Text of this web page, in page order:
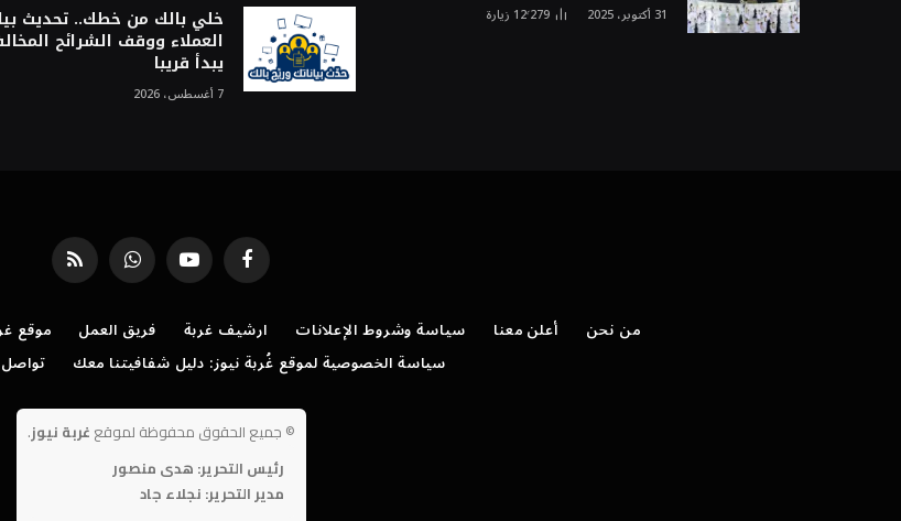
31 أكتوبر، 2025 12٬279 زيارة خلي بالك من خطك.. تحديث
العملاء ووقف الشرائح
يبدأ قريبا
7 أغسطس، 2026
فيسبوك يوتيوب واتساب RSS
من نحن أعلن معنا سياسة وشروط الإعلانات ارشيف غربة فريق العمل
موقع
سياسة الخصوصية لموقع غُربة نيوز: دليل شفافيتنا معك
© جميع الحقوق محفوظة لموقع غربة نيوز.
رئيس التحرير: هدى منصور
مدير التحرير: نجلاء جاد